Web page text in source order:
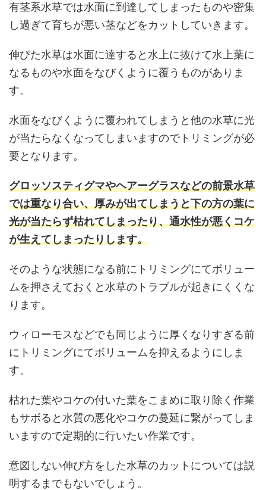
有茎系水草では水面に到達してしまったものや密集
し過ぎて育ちが悪い茎などをカットしていきます。
伸びた水草は水面に達すると水上に抜けて水上葉に
なるものや水面をなびくように覆うものがありま
す。
水面をなびくように覆われてしまうと他の水草に光
が当たらなくなってしまいますのでトリミングが必
要となります。
グロッソスティグマやヘアーグラスなどの前景水草
では重なり合い、厚みが出てしまうと下の方の葉に
光が当たらず枯れてしまったり、通水性が悪くコケ
が生えてしまったりします。
そのような状態になる前にトリミングにてボリュー
ムを押さえておくと水草のトラブルが起きにくくな
ります。
ウィローモスなどでも同じように厚くなりすぎる前
にトリミングにてボリュームを抑えるようにしま
す。
枯れた葉やコケの付いた葉をこまめに取り除く作業
もサボると水質の悪化やコケの蔓延に繋がってしま
いますので定期的に行いたい作業です。
意図しない伸び方をした水草のカットについては説
明するまでもないでしょう。